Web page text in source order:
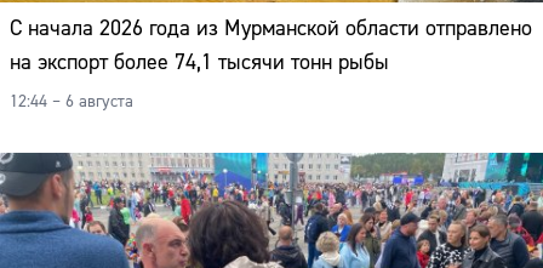
С начала 2026 года из Мурманской области отправлено
на экспорт более 74,1 тысячи тонн рыбы
12:44 – 6 августа